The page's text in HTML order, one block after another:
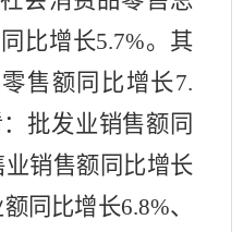
比增长5.7%。其
售额同比增长7.
批发业销售额同
业销售额同比增长
同比增长6.8%、